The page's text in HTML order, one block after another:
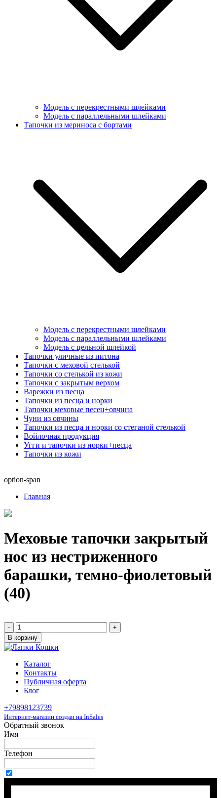
Модель с перекрестными шлейками
Модель с параллельными шлейками
Тапочки из мериноса с бортами
Модель с перекрестными шлейками
Модель с параллельными шлейками
Модель с цельной шлейкой
Тапочки уличные из питона
Тапочки с меховой стелькой
Тапочки со стелькой из кожи
Тапочки с закрытым верхом
Варежки из песца
Тапочки из песца и норки
Тапочки меховые песец+овчина
Чуни из овчины
Тапочки из песца и норки со стеганой стелькой
Войлочная продукция
Угги и тапочки из норки+песца
Тапочки из кожи
option-span
Главная
Меховые тапочки закрытый
нос из нестриженного
барашки, темно-фиолетовый
(40)
-
+
В корзину
Каталог
Контакты
Публичная оферта
Блог
+79898123739
Интернет-магазин создан на InSales
Обратный звонок
Имя
Телефон